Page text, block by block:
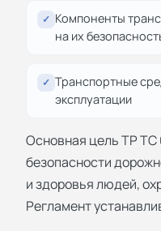
✓ Компоненты
на их
✓ Транспортные
эксплуатации
Основная цель ТР ТС
безопасности
и здоровья людей,
Регламент